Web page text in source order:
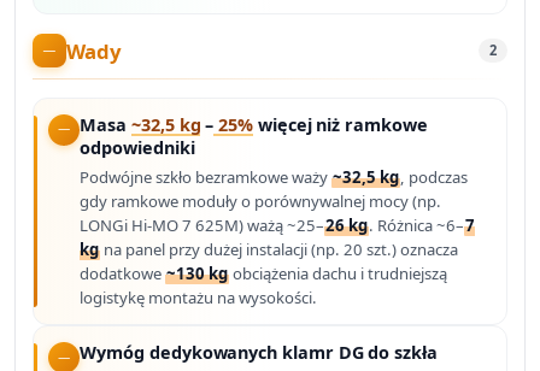
Wady 2
Masa~32,5 kg – 25% więcej niż ramkowe
odpowiedniki
Podwójne szkło bezramkowe waży~32,5 kg, podczas
gdy ramkowe moduły o porównywalnej mocy (np.
LONGi Hi-MO 7 625M) ważą ~25–26 kg. Różnica ~6–7
kg na panel przy dużej instalacji (np. 20 szt.) oznacza
dodatkowe~130 kg obciążenia dachu i trudniejszą
logistykę montażu na wysokości.
Wymóg dedykowanych klamr DG do szkła